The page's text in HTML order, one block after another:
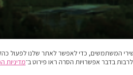
המשתמשים, כדי לאפשר לאתר שלנו
בדבר אפשרויות הסרה ראו פירוט ב־מדיניות